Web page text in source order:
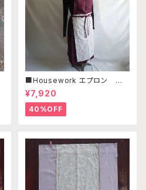
■Housework エプロン ／リ
ネン・コットンリネン ボルドー・
ライトグレー刺繍
¥7,920
40%OFF